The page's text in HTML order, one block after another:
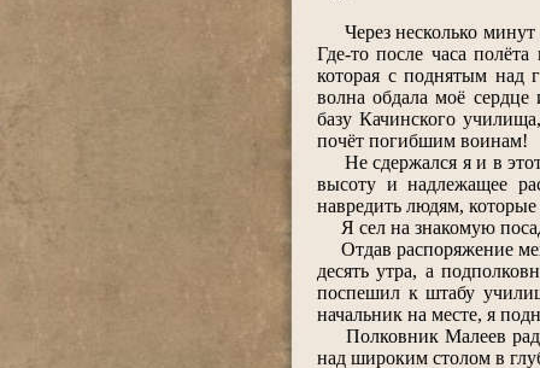
Через несколько минут
Где-то после часа
которая с поднятым над
волна обдала моё сердце
базу Качинского
почёт погибшим воинам!
Не сдержался я и в
высоту и надлежащее
навредить людям,
Я сел на знакомую
Отдав распоряжение
десять утра, а
поспешил к штабу
начальник на месте, я
Полковник Малеев
над широким столом в